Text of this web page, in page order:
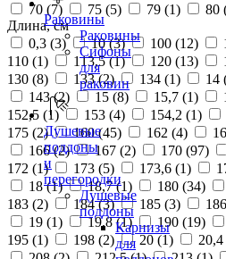
Раковины
Раковины
Сифоны
для
раковин
Душевые
поддоны
и
перегородки
Душевые
поддоны
Карнизы
для
70 (7) 75 (5) 79 (1) 80
Длина, см
0,3 (3) 10 (3) 100 (12)
110 (1) 113,5 (1) 120 (13)
130 (8) 133 (2) 134 (1) 14
143 (2) 15 (8) 15,7 (1)
152,5 (1) 153 (4) 154,2 (1)
175 (2) 160 (45) 162 (4)
166 (2) 167 (2) 170 (97)
172 (1) 173 (5) 173,6 (1)
18 (1) 18,7 (1) 180 (34)
183 (2) 184 (3) 185 (3)
19 (1) 19,8 (1) 190 (19)
195 (1) 198 (2) 20 (1)